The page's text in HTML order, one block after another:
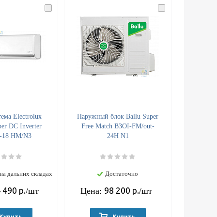
Electrolux
DC Inverter
HM/N3
дальних складах
490 р./шт
Наружный блок Ballu Super
Free Match B3OI-FM/out-
24H N1
Достаточно
Цена: 98 200 р./шт